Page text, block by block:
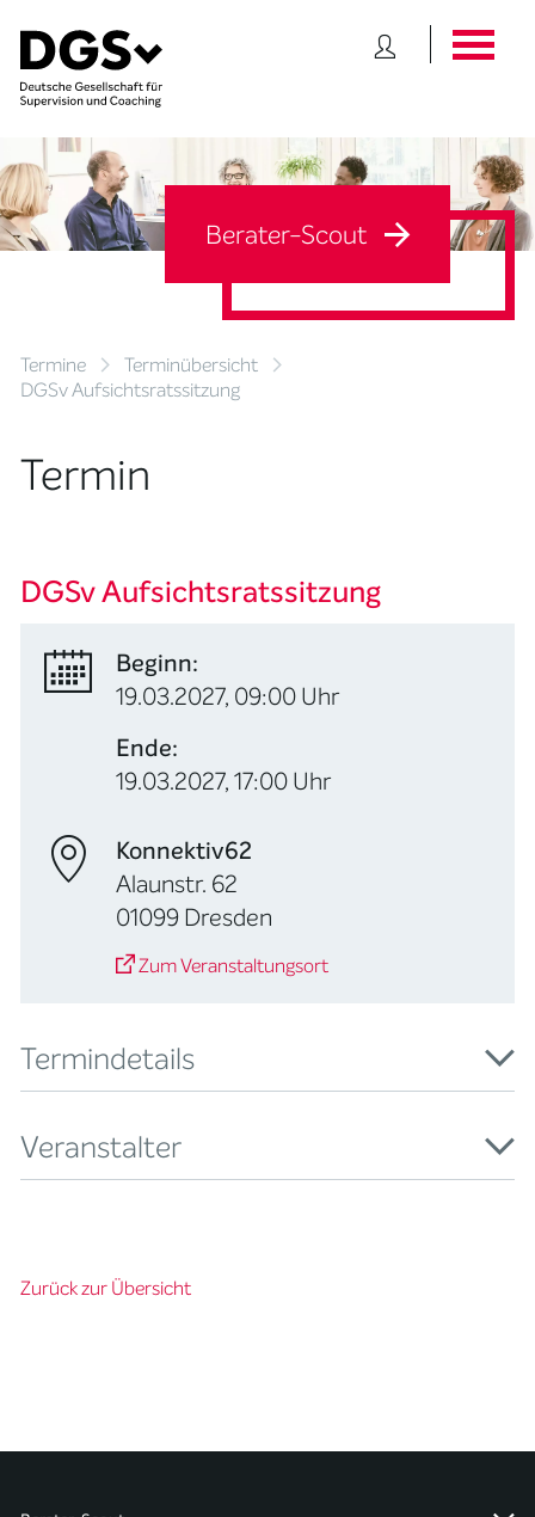
Termine
Terminübersicht
DGSv Aufsichtsratssitzung
Berater-Scout
Termin
DGSv Aufsichtsratssitzung
Beginn:
19.03.2027, 09:00 Uhr
Ende:
19.03.2027, 17:00 Uhr
Konnektiv62
Alaunstr. 62
01099 Dresden
Zum Veranstaltungsort
Termindetails
Veranstalter
Zurück zur Übersicht